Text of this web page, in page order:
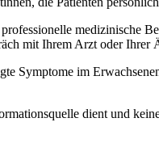
medizinische
mit Ihrem Arzt oder
Symptome im
dient und